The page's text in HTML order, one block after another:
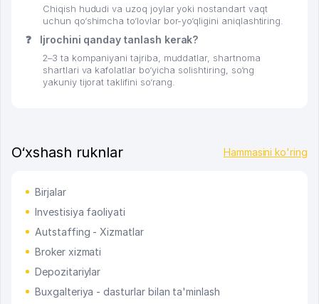
Chiqish hududi va uzoq joylar yoki nostandart vaqt
uchun qo‘shimcha to‘lovlar bor-yo‘qligini aniqlashtiring.
❓ Ijrochini qanday tanlash kerak?
2–3 ta kompaniyani tajriba, muddatlar, shartnoma
shartlari va kafolatlar bo‘yicha solishtiring, so‘ng
yakuniy tijorat taklifini so‘rang.
O‘xshash ruknlar Hammasini ko'ring
Birjalar
Investisiya faoliyati
Autstaffing - Xizmatlar
Broker xizmati
Depozitariylar
Buxgalteriya - dasturlar bilan ta'minlash